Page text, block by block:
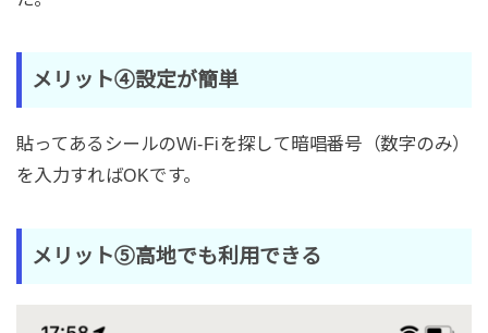
メリット④設定が簡単
貼ってあるシールのWi-Fiを探して暗唱番号（数字のみ）
を入力すればOKです。
メリット⑤高地でも利用できる